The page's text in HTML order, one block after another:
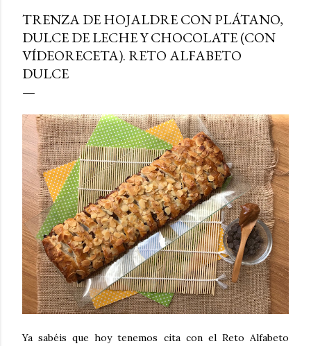
TRENZA DE HOJALDRE CON PLÁTANO,
DULCE DE LECHE Y CHOCOLATE (CON
VÍDEORECETA). RETO ALFABETO
DULCE
Ya sabéis que hoy tenemos cita con el Reto Alfabeto